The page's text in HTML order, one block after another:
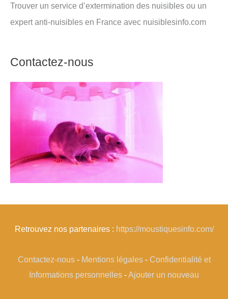
Trouver un service d’extermination des nuisibles ou un
expert anti-nuisibles en France avec nuisiblesinfo.com
Contactez-nous
Retrouvez nos partenaires : https://moustiquesinfo.com/
Contactez-nous- Mentions légales- Confidentialité et
Informations personnelles -Ajouter un nouveau